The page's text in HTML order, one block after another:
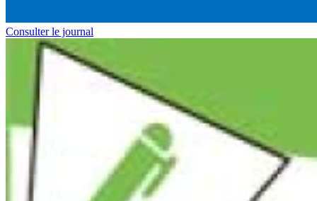
Consulter le journal